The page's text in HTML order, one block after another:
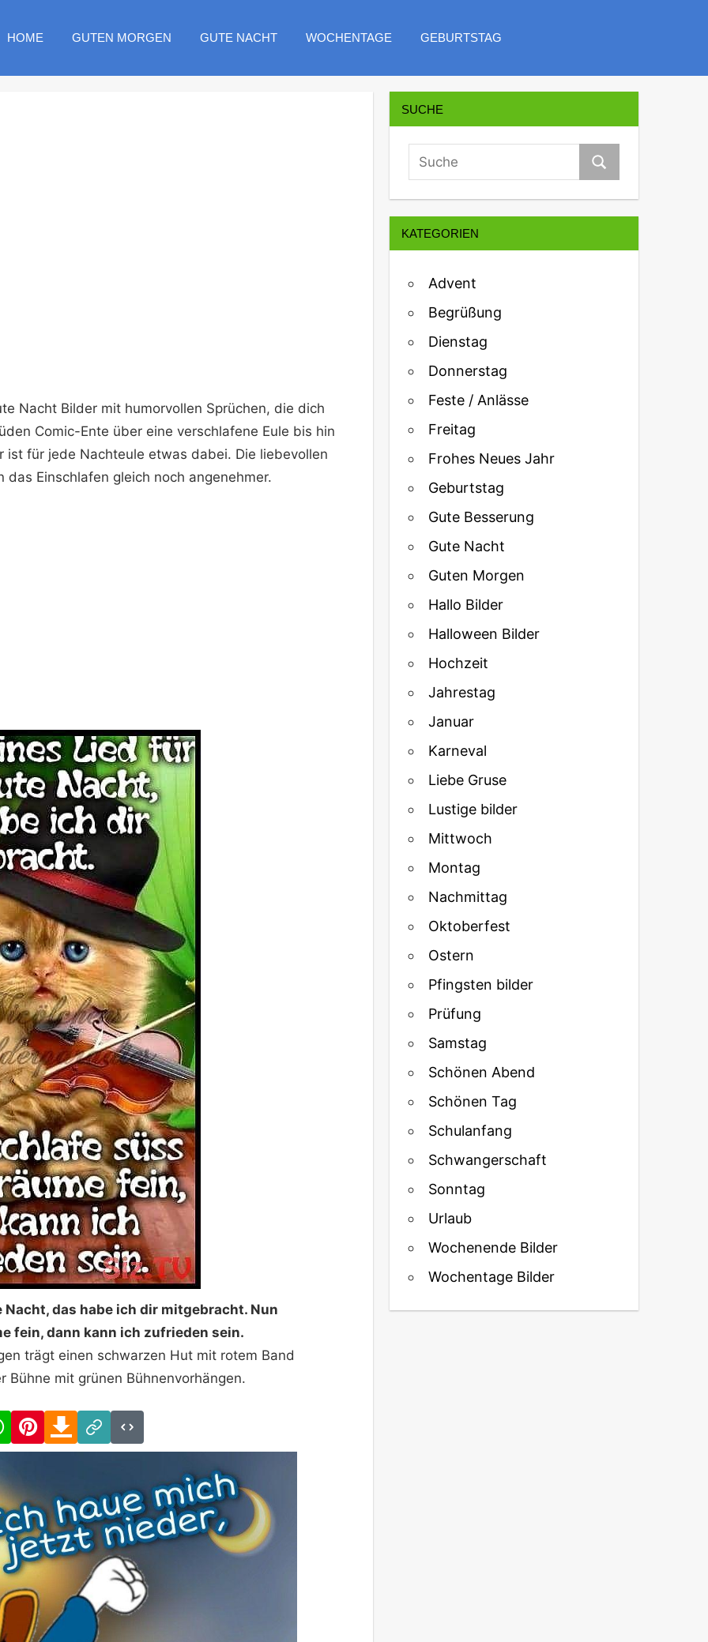
HOME GUTEN MORGEN GUTE NACHT WOCHENTAGE GEBURTSTAG
Nacht Bilder mit humorvollen Sprüchen, die dich
Comic-Ente über eine verschlafene Eule bis hin
für jede Nachteule etwas dabei. Die liebevollen
das Einschlafen gleich noch angenehmer.
das habe ich dir mitgebracht. Nun
fein, dann kann ich zufrieden sein.
trägt einen schwarzen Hut mit rotem Band
Bühne mit grünen Bühnenvorhängen.
WhatsAppPinterestDownload
Link
SUCHE
KATEGORIEN
Advent
Begrüßung
Dienstag
Donnerstag
Feste / Anlässe
Freitag
Frohes Neues Jahr
Geburtstag
Gute Besserung
Gute Nacht
Guten Morgen
Hallo Bilder
Halloween Bilder
Hochzeit
Jahrestag
Januar
Karneval
Liebe Gruse
Lustige bilder
Mittwoch
Montag
Nachmittag
Oktoberfest
Ostern
Pfingsten bilder
Prüfung
Samstag
Schönen Abend
Schönen Tag
Schulanfang
Schwangerschaft
Sonntag
Urlaub
Wochenende Bilder
Wochentage Bilder